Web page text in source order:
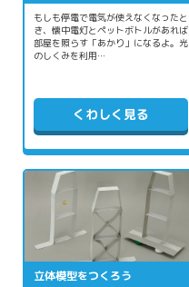
もしも停電で電気が使えなくなったと
き、懐中電灯とペットボトルがあれば
部屋を照らす「あかり」になるよ。光
のしくみを利用…
くわしく見る
立体模型をつくろう